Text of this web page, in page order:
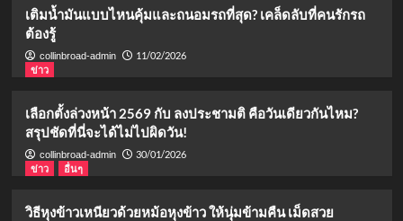
เติมน้ำมันแบบไหนคุ้มและถนอมรถที่สุด? เคล็ดลับที่คนรักรถ
ต้องรู้
collinbroad-admin
11/02/2026
ข่าว
เลือกตั้งล่วงหน้า 2569 กับ ลงประชามติ คือวันเดียวกันไหม?
สรุปชัดที่นี่จะได้ไม่ไปผิดวัน!
collinbroad-admin
30/01/2026
ข่าว
อื่นๆ
วิธีหุงข้าวเหนียวด้วยหม้อหุงข้าว ให้นุ่มข้ามคืน เม็ดสวย